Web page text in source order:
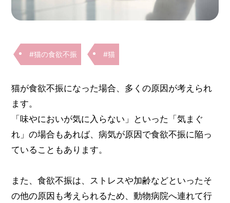
#猫の食欲不振 #猫
猫が食欲不振になった場合、多くの原因が考えられ
ます。
「味やにおいが気に入らない」といった「気まぐ
れ」の場合もあれば、病気が原因で食欲不振に陥っ
ていることもあります。
また、食欲不振は、ストレスや加齢などといったそ
の他の原因も考えられるため、動物病院へ連れて行